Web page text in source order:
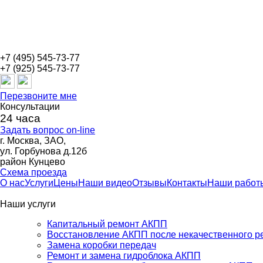
+7 (495) 545-73-77
+7 (925) 545-73-77
Перезвоните мне
Консультации
24 часа
Задать вопрос on-line
г. Москва, ЗАО,
ул. Горбунова д.12б
район Кунцево
Схема проезда
О насУслуги ЦеныНаши видеоОтзывыКонтактыНаши
Наши услуги
Капитальный ремонт АКПП
Восстановление АКПП после некачественного
Замена коробки передач
Ремонт и замена гидроблока АКПП